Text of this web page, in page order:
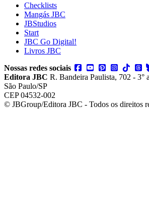
Checklists
Mangás JBC
JBStudios
Start
JBC Go Digital!
Livros JBC
Nossas redes sociais
Editora JBC R. Bandeira Paulista, 702 - 3°
São Paulo/SP
CEP 04532-002
© JBGroup/Editora JBC - Todos os direitos